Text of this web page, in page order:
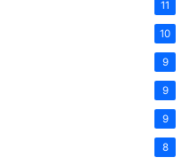
11
10
9
9
9
8